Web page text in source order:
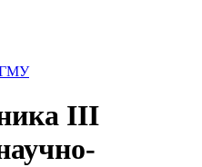
III